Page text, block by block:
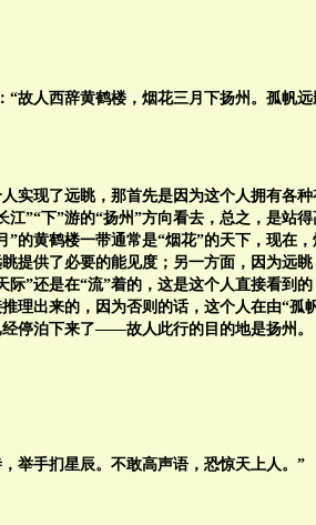
“故人西辞黄鹤楼，烟花三月下扬州。孤帆
人实现了远眺，那首先是因为这个人拥有各
江”“下”游的“扬州”方向看去，总之，是站得
黄鹤楼一带通常是“烟花”的天下，现在，
提供了必要的能见度；另一方面，因为远
”还是在“流”着的，这是这个人直接看到的
理出来的，因为否则的话，这个人在由“孤
停泊下来了——故人此行的目的地是扬州。
举手扪星辰。不敢高声语，恐惊天上人。”